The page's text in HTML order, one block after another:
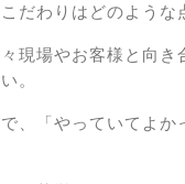
だわりはどのような
現場やお客様と向
。
、「やっていてよか